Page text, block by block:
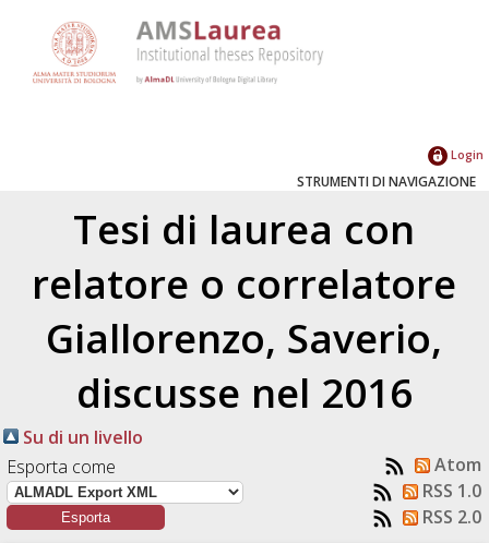
Login
STRUMENTI DI NAVIGAZIONE
Tesi di laurea con
relatore o correlatore
Giallorenzo, Saverio,
discusse nel 2016
Su di un livello
Esporta come
Atom
RSS 1.0
RSS 2.0